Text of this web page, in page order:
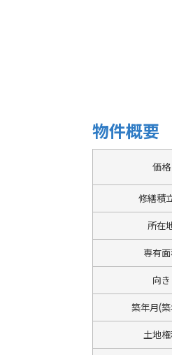
物件概要
価格
修繕積
所在
専有
向き
築年月(
土地